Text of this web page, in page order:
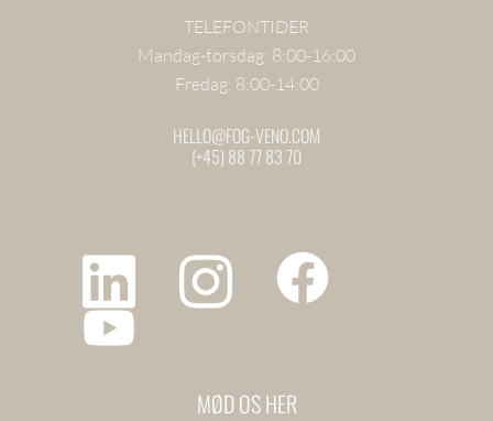
TELEFONTIDER
Mandag-torsdag: 8:00-16:00
Fredag: 8:00-14:00
HELLO@FOG-VENO.COM
(+45) 88 77 83 70
MØD OS HER